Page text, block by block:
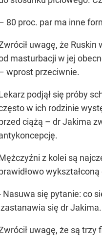
80 proc. par ma inne
uwagę, że
masturbacji w jej
wprost przeciwnie.
podjął się próby
w ich rodzinie
ciążą – dr Jakima
z kolei są
Nasuwa się pytanie: co
zastanawia się dr Jakima.
uwagę, że są trzy